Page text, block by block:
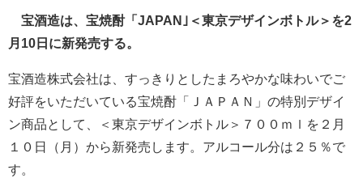
宝酒造は、宝焼酎「JAPAN｣＜東京デザインボトル＞を2
月10日に新発売する。
宝酒造株式会社は、すっきりとしたまろやかな味わいでご
好評をいただいている宝焼酎「ＪＡＰＡＮ」の特別デザイ
ン商品として、＜東京デザインボトル＞７００ｍｌを２月
１０日（月）から新発売します。アルコール分は２５％で
す。